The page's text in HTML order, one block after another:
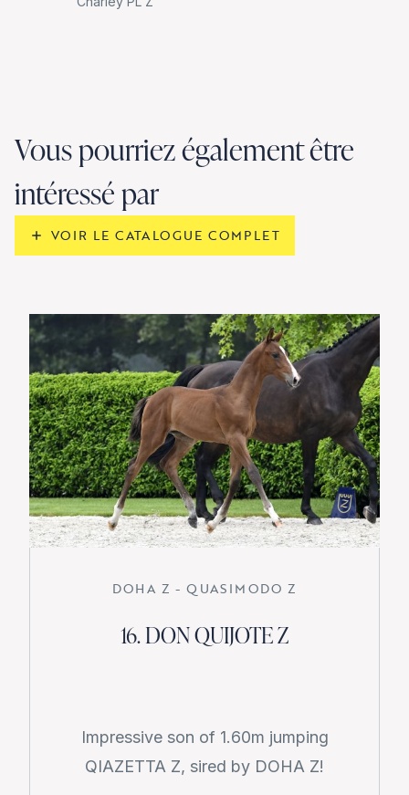
Vous pourriez également être
intéressé par
VOIR LE CATALOGUE COMPLET
DOHA Z - QUASIMODO Z
16. DON QUIJOTE Z
Impressive son of 1.60m jumping
QIAZETTA Z, sired by DOHA Z!